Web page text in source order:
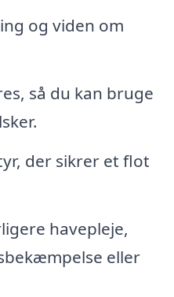
og viden om
så du kan bruge
der sikrer et flot
havepleje,
eller